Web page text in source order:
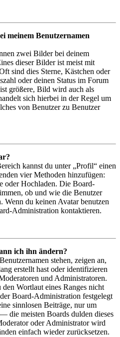
meinem Benutzernamen
zwei Bilder bei deinem
dieser Bilder ist meist mit
sind dies Sterne, Kästchen oder
oder deinen Status im Forum
größere, Bild wird auch als
sich hierbei in der Regel um
von Benutzer zu Benutzer
kannst du unter „Profil“ einen
vier Methoden hinzufügen:
oder Hochladen. Die Board-
ob und wie die Benutzer
Wenn du keinen Avatar benutzen
Administration kontaktieren.
ich ihn ändern?
stehen, zeigen an,
erstellt hast oder identifizieren
und Administratoren.
Wortlaut eines Ranges nicht
Board-Administration festgelegt
sinnlosen Beiträge, nur um
die meisten Boards dulden dieses
oder Administrator wird
einfach wieder zurücksetzen.